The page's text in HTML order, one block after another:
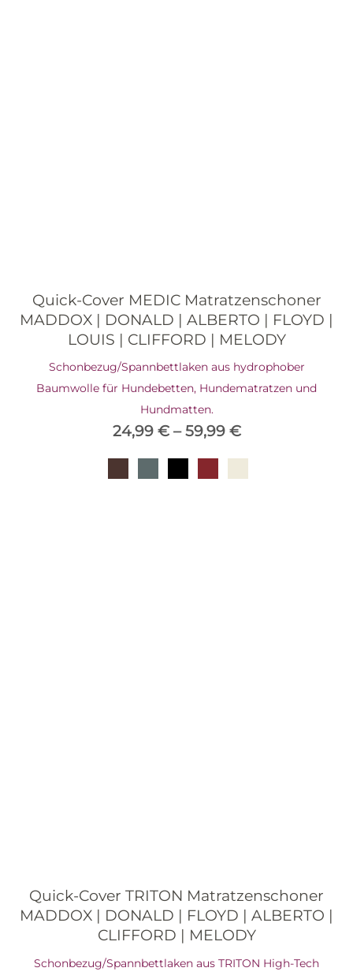
Quick-Cover MEDIC Matratzenschoner
MADDOX | DONALD | ALBERTO | FLOYD |
LOUIS | CLIFFORD | MELODY
Schonbezug/Spannbettlaken aus hydrophober
Baumwolle für Hundebetten, Hundematratzen und
Hundmatten.
24,99 €–59,99 €
Quick-Cover TRITON Matratzenschoner
MADDOX | DONALD | FLOYD | ALBERTO |
CLIFFORD | MELODY
Schonbezug/Spannbettlaken aus TRITON High-Tech